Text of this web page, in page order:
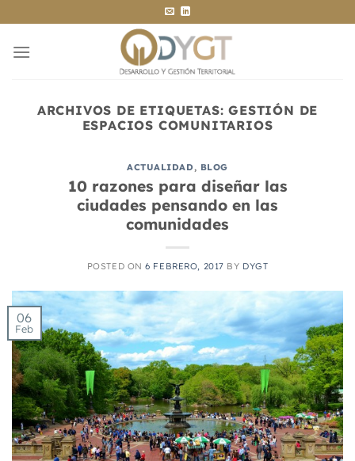
al
contenido
ARCHIVOS DE ETIQUETAS:GESTIÓN DE
ESPACIOS COMUNITARIOS
ACTUALIDAD, BLOG
10 razones para diseñar las
ciudades pensando en las
comunidades
POSTED ON6 FEBRERO, 2017 BY DYGT
06
Feb